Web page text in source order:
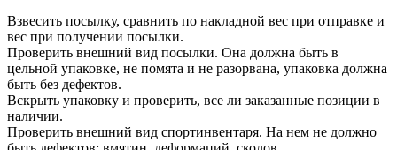
Взвесить посылку, сравнить по накладной вес при отправке и
вес при получении посылки.
Проверить внешний вид посылки. Она должна быть в
цельной упаковке, не помята и не разорвана, упаковка должна
быть без дефектов.
Вскрыть упаковку и проверить, все ли заказанные позиции в
наличии.
Проверить внешний вид спортинвентаря. На нем не должно